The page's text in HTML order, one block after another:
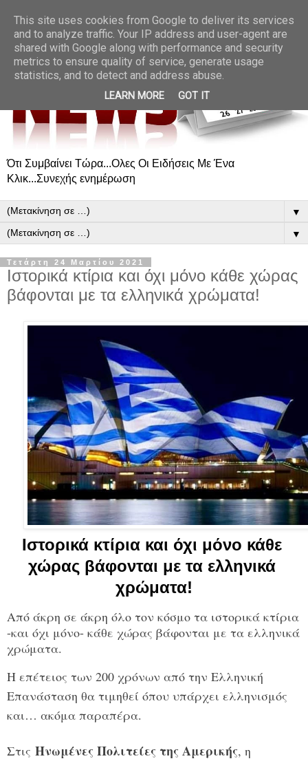
Ότι Συμβαίνει Τώρα...Ολες Οι Ειδήσεις Με Ένα
Κλικ...Συνεχής ενημέρωση
▼
▼
Τετάρτη 24 Μαρτίου 2021
Ιστορικά κτίρια και όχι μόνο κάθε χώρας
βάφονται με τα ελληνικά χρώματα!
Ιστορικά κτίρια και όχι μόνο κάθε
χώρας βάφονται με τα ελληνικά
χρώματα!
Από άκρη σε άκρη όλο τον κόσμο τα ιστορικά κτίρια
-και όχι μόνο- κάθε χώρας βάφονται με τα ελληνικά
χρώματα.
Η επέτειος των 200 χρόνων από την Ελληνική
Επανάσταση θα τιμηθεί όπου υπάρχει ελληνισμός
και… ακόμα παραπέρα.
Στις Ηνωμένες Πολιτείες της Αμερικής, η
This site uses cookies from Google to deliver its services
and to analyze traffic. Your IP address and user-agent are
shared with Google along with performance and security
metrics to ensure quality of service, generate usage
statistics, and to detect and address abuse.
LEARN MORE GOT IT